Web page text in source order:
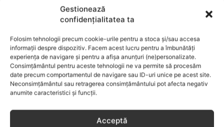
Gestionează
confidențialitatea ta
Folosim tehnologii precum cookie-urile pentru a stoca și/sau accesa
informații despre dispozitiv. Facem acest lucru pentru a îmbunătăți
experiența de navigare și pentru a afișa anunțuri (ne)personalizate.
Consimțământul pentru aceste tehnologii ne va permite să procesăm
date precum comportamentul de navigare sau ID-uri unice pe acest site.
Neconsimțământul sau retragerea consimțământului pot afecta negativ
anumite caracteristici și funcții.
Acceptă
Alăptarea, scorul Apgar, îngrijirea bontului ombilical,
prima băiţă, diversificarea sunt doar câteva dintre cele mai
captivante subcategorii. COPILUL 1-6 ANI – este un capitol
dedicat creşterii şi îngrijirii copilului din primul an şi până
la vârsta şcolară. Mămicile vor reuşi să afle cum anume să
se descurce cu propriul copil, cum să îl îngrijească în aşa fel
încât să crească perfect sănătos. EDUCAŢIE – este un capitol
captivant în care poţi afla cum să îţi educi copilul în aşa fel
încât să poţi obţine performanţe şcolare sigure. FAMILIA –
este un capitol destinat vieţii de familie ce conţine o serie
SĂ PREVII! –sunt prezentate soluţii de prevenire a